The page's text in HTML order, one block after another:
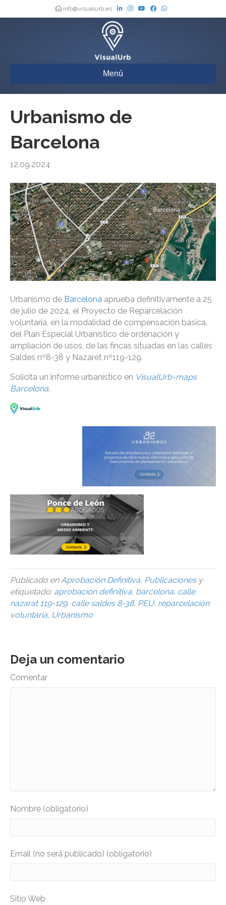
info@visualurb.es
Menú
Urbanismo de
Barcelona
12.09.2024
Urbanismo de Barcelona aprueba definitivamente a 25
de julio de 2024, el Proyecto de Reparcelación
voluntaria, en la modalidad de compensación básica,
del Plan Especial Urbanístico de ordenación y
ampliación de usos, de las fincas situadas en las calles
Saldes nº8-38 y Nazaret nº119-129.
Solicita un informe urbanístico en VisualUrb-maps
Barcelona.
Publicado en Aprobación Definitiva, Publicacionesy
etiquetado: aprobación definitiva, barcelona, calle
nazarat 119-129, calle saldes 8-38, PEU, reparcelación
voluntaria, Urbanismo
Deja un comentario
Comentar
Nombre (obligatorio)
Email (no será publicado) (obligatorio)
Sitio Web